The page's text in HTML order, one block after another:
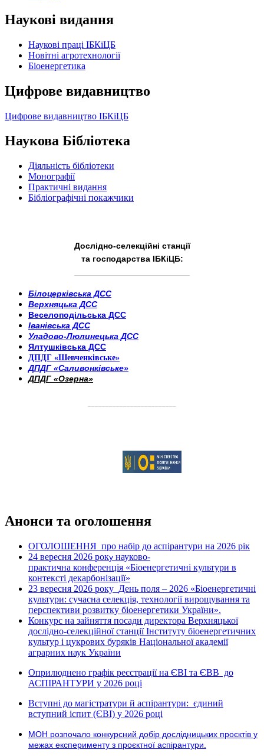
Наукові видання
Наукові праці ІБКіЦБ
Новітні агротехнології
Бiоенергетика
Цифрове видавництво
Цифрове видавництво ІБКіЦБ
Наукова Бібліотека
Діяльність бібліотеки
Монографії
Практичні видання
Бібліографічні покажчики
Дослідно-селекційні станції
та господарства ІБКіЦБ:
Білоцерківська ДСС
Верхняцька ДСС
Веселоподільська ДСС
Іванівська ДСС
Уладово-Люлинецька ДСС
Ялтушківська ДСС
ДПДГ «Шевченківське»
ДПДГ «Саливонківське»
ДПДГ «Озерна»
Анонси та оголошення
ОГОЛОШЕННЯ про набір до аспірантури на 2026 рік
24 вересня 2026 року науково-
практична конференція «Біоенергетичні культури в
контексті декарбонізації»
23 вересня 2026 року День поля – 2026 «Біоенергетичні
культури: сучасна селекція, технології вирощування та
перспективи розвитку біоенергетики України».
Конкурс на зайняття посади директора Верхняцької
дослідно-селекційної станції Інституту біоенергетичних
культур і цукрових буряків Національної академії
аграрних наук України
Оприлюднено графік реєстрації на ЄВІ та ЄВВ до
АСПІРАНТУРИ у 2026 році
Вступні до магістратури й аспірантури: єдиний
вступний іспит (ЄВІ) у 2026 році
МОН розпочало конкурсний добір дослідницьких проєктів у
межах експерименту з проєктної аспірантури.